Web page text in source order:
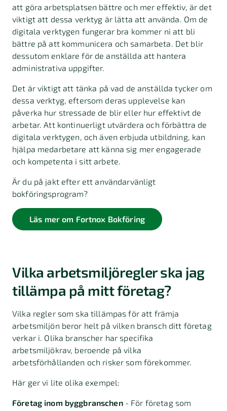
att göra arbetsplatsen bättre och mer effektiv, är det
viktigt att dessa verktyg är lätta att använda. Om de
digitala verktygen fungerar bra kommer ni att bli
bättre på att kommunicera och samarbeta. Det blir
dessutom enklare för de anställda att hantera
administrativa uppgifter.
Det är viktigt att tänka på vad de anställda tycker om
dessa verktyg, eftersom deras upplevelse kan
påverka hur stressade de blir eller hur effektivt de
arbetar. Att kontinuerligt utvärdera och förbättra de
digitala verktygen, och även erbjuda utbildning, kan
hjälpa medarbetare att känna sig mer engagerade
och kompetenta i sitt arbete.
Är du på jakt efter ett användarvänligt
bokföringsprogram?
Läs mer om Fortnox Bokföring
Vilka arbetsmiljöregler ska jag
tillämpa på mitt företag?
Vilka regler som ska tillämpas för att främja
arbetsmiljön beror helt på vilken bransch ditt företag
verkar i. Olika branscher har specifika
arbetsmiljökrav, beroende på vilka
arbetsförhållanden och risker som förekommer.
Här ger vi lite olika exempel:
Företag inom byggbranschen- För företag som